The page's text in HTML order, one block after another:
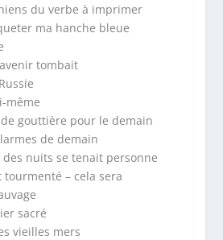
du verbe à imprimer
ma hanche bleue
tombait
même
gouttière pour le demain
de demain
nuits se tenait personne
tourmenté – cela sera
sacré
vieilles mers